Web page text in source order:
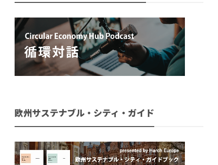
欧州サステナブル・シティ・ガイド